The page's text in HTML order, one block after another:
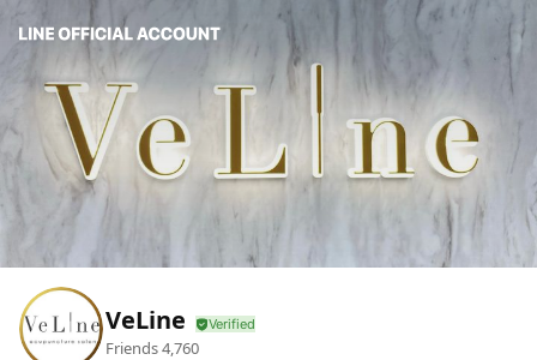
VeLine
Friends4,760